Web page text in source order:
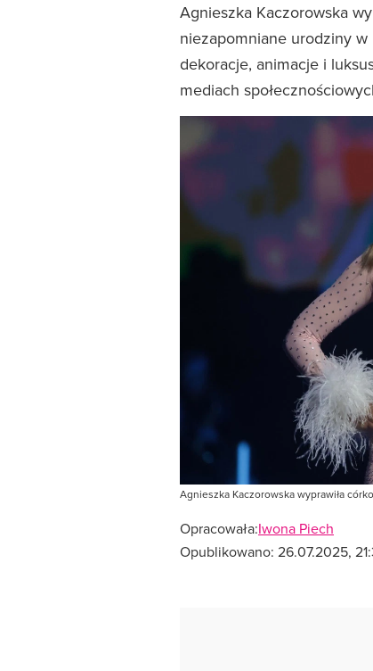
Agnieszka Kaczorowska
niezapomniane urodziny
dekoracje, animacje i
mediach
Agnieszka Kaczorowska wyprawiła
Opracowała:Iwona Piech
Opublikowano: 26.07.2025,